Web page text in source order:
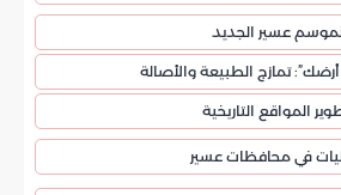
لموسم عسير الجديد
أرضك”: تمازج الطبيعة والأصالة
المواقع التاريخية
في محافظات عسير